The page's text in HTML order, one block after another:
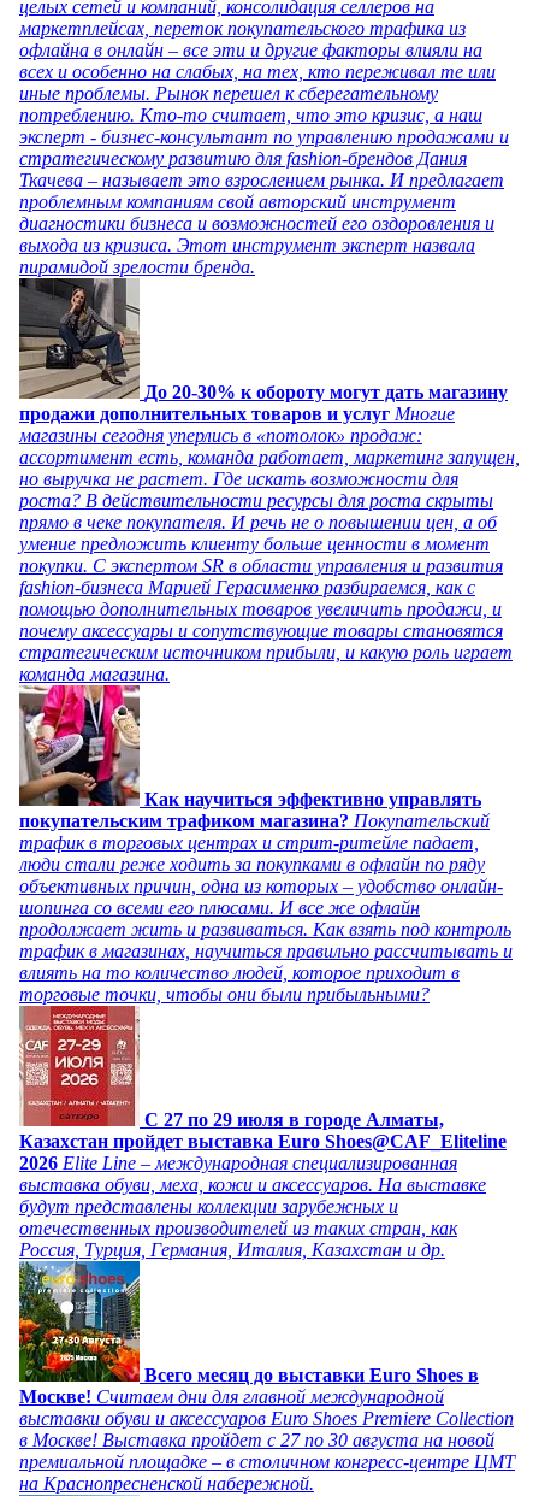
целых сетей и компаний, консолидация селлеров на
маркетплейсах, переток покупательского трафика из
офлайна в онлайн – все эти и другие факторы влияли на
всех и особенно на слабых, на тех, кто переживал те или
иные проблемы. Рынок перешел к сберегательному
потреблению. Кто-то считает, что это кризис, а наш
эксперт - бизнес-консультант по управлению продажами и
стратегическому развитию для fashion-брендов Дания
Ткачева – называет это взрослением рынка. И предлагает
проблемным компаниям свой авторский инструмент
диагностики бизнеса и возможностей его оздоровления и
выхода из кризиса. Этот инструмент эксперт назвала
пирамидой зрелости бренда.
До 20-30% к обороту могут дать магазину
продажи дополнительных товаров и услуг Многие
магазины сегодня уперлись в «потолок» продаж:
ассортимент есть, команда работает, маркетинг запущен,
но выручка не растет. Где искать возможности для
роста? В действительности ресурсы для роста скрыты
прямо в чеке покупателя. И речь не о повышении цен, а об
умение предложить клиенту больше ценности в момент
покупки. С экспертом SR в области управления и развития
fashion-бизнеса Марией Герасименко разбираемся, как с
помощью дополнительных товаров увеличить продажи, и
почему аксессуары и сопутствующие товары становятся
стратегическим источником прибыли, и какую роль играет
команда магазина.
Как научиться эффективно управлять
покупательским трафиком магазина? Покупательский
трафик в торговых центрах и стрит-ритейле падает,
люди стали реже ходить за покупками в офлайн по ряду
объективных причин, одна из которых – удобство онлайн-
шопинга со всеми его плюсами. И все же офлайн
продолжает жить и развиваться. Как взять под контроль
трафик в магазинах, научиться правильно рассчитывать и
влиять на то количество людей, которое приходит в
торговые точки, чтобы они были прибыльными?
C 27 по 29 июля в городе Алматы,
Казахстан пройдет выставка Euro Shoes@CAF_Eliteline
2026 Elite Line – международная специализированная
выставка обуви, меха, кожи и аксессуаров. На выставке
будут представлены коллекции зарубежных и
отечественных производителей из таких стран, как
Россия, Турция, Германия, Италия, Казахстан и др.
Всего месяц до выставки Euro Shoes в
Москве! Считаем дни для главной международной
выставки обуви и аксессуаров Euro Shoes Premiere Collection
в Москве! Выставка пройдет с 27 по 30 августа на новой
премиальной площадке – в столичном конгресс-центре ЦМТ
на Краснопресненской набережной.